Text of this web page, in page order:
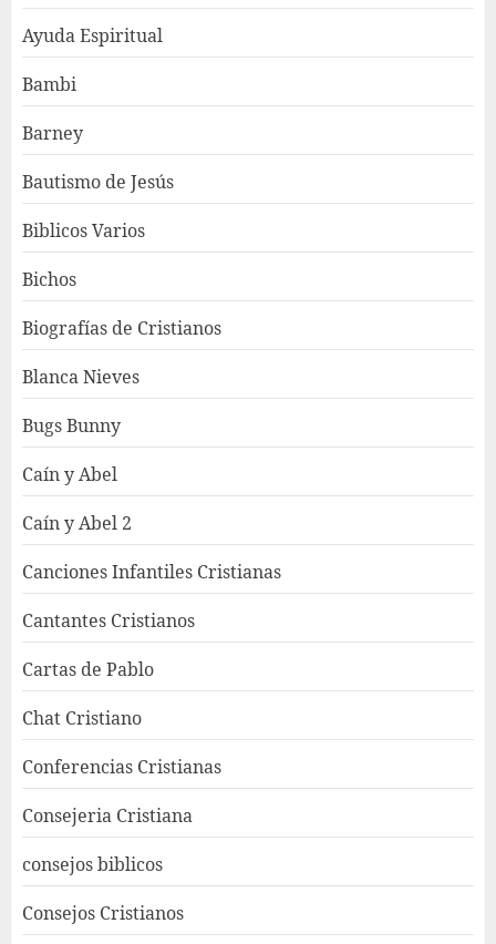
Ayuda Espiritual
Bambi
Barney
Bautismo de Jesús
Biblicos Varios
Bichos
Biografías de Cristianos
Blanca Nieves
Bugs Bunny
Caín y Abel
Caín y Abel 2
Canciones Infantiles Cristianas
Cantantes Cristianos
Cartas de Pablo
Chat Cristiano
Conferencias Cristianas
Consejeria Cristiana
consejos biblicos
Consejos Cristianos